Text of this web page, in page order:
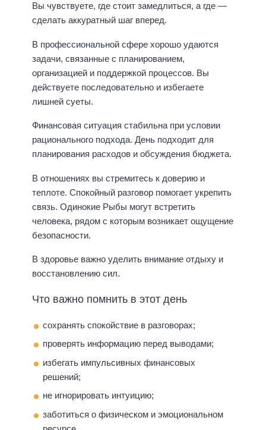
Вы чувствуете, где стоит замедлиться, а где —
сделать аккуратный шаг вперед.
В профессиональной сфере хорошо удаются
задачи, связанные с планированием,
организацией и поддержкой процессов. Вы
действуете последовательно и избегаете
лишней суеты.
Финансовая ситуация стабильна при условии
рационального подхода. День подходит для
планирования расходов и обсуждения бюджета.
В отношениях вы стремитесь к доверию и
теплоте. Спокойный разговор помогает укрепить
связь. Одинокие Рыбы могут встретить
человека, рядом с которым возникает ощущение
безопасности.
В здоровье важно уделить внимание отдыху и
восстановлению сил.
Что важно помнить в этот день
сохранять спокойствие в разговорах;
проверять информацию перед выводами;
избегать импульсивных финансовых
решений;
не игнорировать интуицию;
заботиться о физическом и эмоциональном